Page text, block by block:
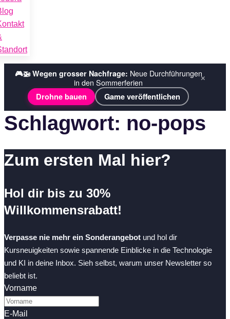
☀️ Sommerferien bei codora:Tech-Explorer-Wochen ›
Wochenkurse Ferienplausch (Halbtage) ›
×
Schlagwort: no-pops
Zum ersten Mal hier?
Hol dir bis zu 30%
Willkommensrabatt!
Verpasse nie mehr ein Sonderangebot und hol dir
Kursneuigkeiten sowie spannende Einblicke in die Technologie
und KI in deine Inbox. Sieh selbst, warum unser Newsletter so
beliebt ist.
Vorname
E-Mail